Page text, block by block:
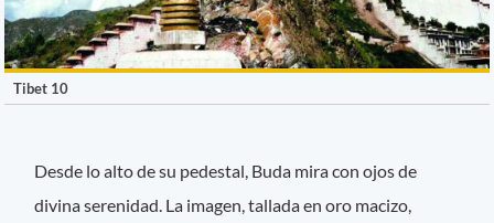
Tibet 10
Desde lo alto de su pedestal, Buda mira con ojos de
divina serenidad. La imagen, tallada en oro macizo,